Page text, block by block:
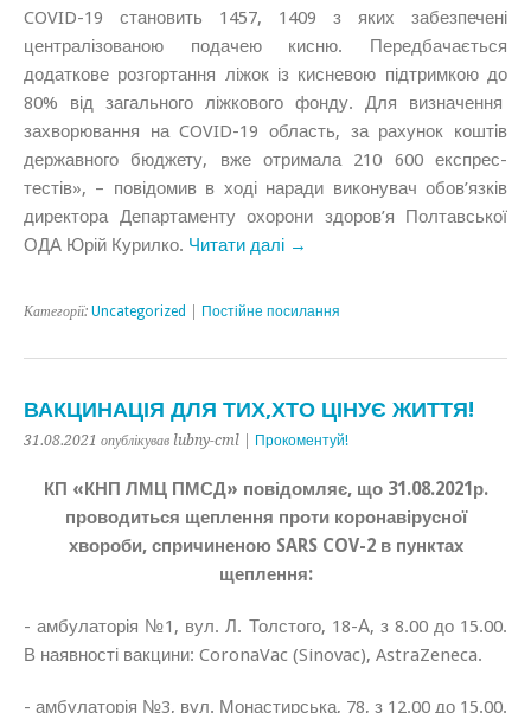
COVID-19 становить 1457, 1409 з яких забезпечені
централізованою подачею кисню. Передбачається
додаткове розгортання ліжок із кисневою підтримкою до
80% від загального ліжкового фонду. Для визначення
захворювання на COVID-19 область, за рахунок коштів
державного бюджету, вже отримала 210 600 експрес-
тестів», – повідомив в ході наради виконувач обов’язків
директора Департаменту охорони здоров’я Полтавської
ОДА Юрій Курилко. Читати далі →
Категорії: Uncategorized Постійне посилання
ВАКЦИНАЦІЯ ДЛЯ ТИХ,ХТО ЦІНУЄ ЖИТТЯ!
31.08.2021 опублікував lubny-cml | Прокоментуй!
КП «КНП ЛМЦ ПМСД» повідомляє, що 31.08.2021р.
проводиться щеплення проти коронавірусної
хвороби, спричиненою SARS COV-2 в пунктах
щеплення:
- амбулаторія №1, вул. Л. Толстого, 18-А, з 8.00 до 15.00.
В наявності вакцини: CoronaVac (Sinovac), AstraZeneca.
- амбулаторія №3, вул. Монастирська, 78, з 12.00 до 15.00.